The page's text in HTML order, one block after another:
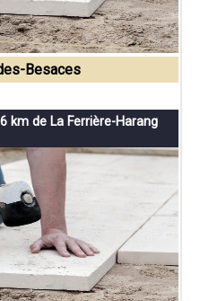
Besaces
km de La Ferrière-Harang